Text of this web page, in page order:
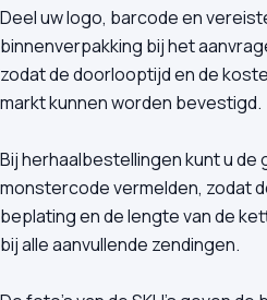
Deel uw logo, barcode en
binnenverpakking bij het
zodat de doorlooptijd en de
markt kunnen worden bevestigd.
Bij herhaalbestellingen kunt u de
monstercode vermelden, zodat
beplating en de lengte van de
bij alle aanvullende zendingen.